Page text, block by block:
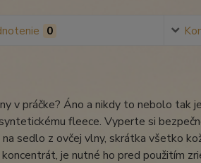
0
v práčke? Áno a nikdy to nebolo tak
fleece. Vyperte si
sedlo z ovčej vlny, skrátka všetko
je nutné ho pred použitím